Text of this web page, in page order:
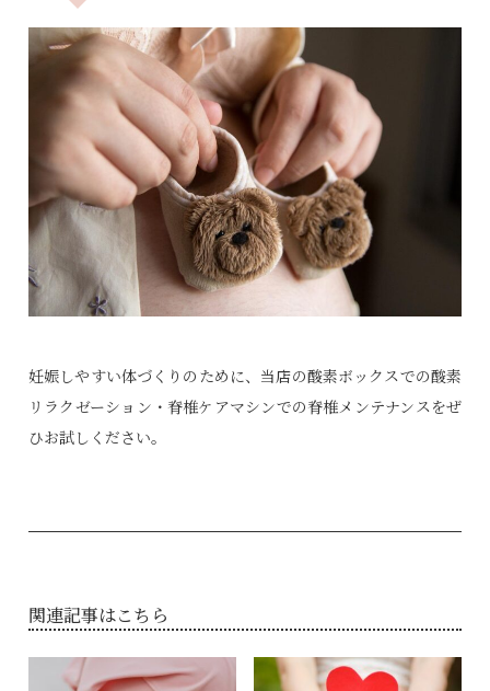
妊娠しやすい体づくりのために、当店の酸素ボックスでの酸素
リラクゼーション・脊椎ケアマシンでの脊椎メンテナンスをぜ
ひお試しください。
関連記事はこちら